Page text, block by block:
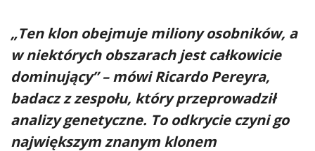
„Ten klon obejmuje miliony osobników, a
w niektórych obszarach jest całkowicie
dominujący” – mówi Ricardo Pereyra,
badacz z zespołu, który przeprowadził
analizy genetyczne. To odkrycie czyni go
największym znanym klonem